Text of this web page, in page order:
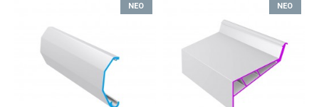
ΝΈΟ ΝΈΟ